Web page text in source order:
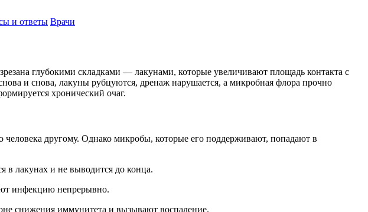
и ответы Врачи
глубокими складками — лакунами, которые увеличивают площадь контакта с
и снова, лакуны рубцуются, дренаж нарушается, а микробная флора прочно
хронический очаг.
другому. Однако микробы, которые его поддерживают, попадают в
в лакунах и не выводится до конца.
инфекцию непрерывно.
снижения иммунитета и вызывают воспаление.